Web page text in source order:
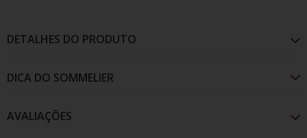
DETALHES DO PRODUTO
De cor dourada e com aroma que remete à frutados
AVALIAÇÕES